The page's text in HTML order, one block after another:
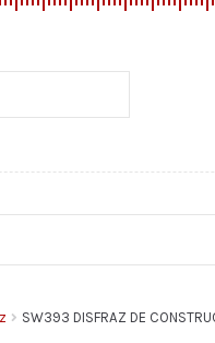
SW393 DISFRAZ DE